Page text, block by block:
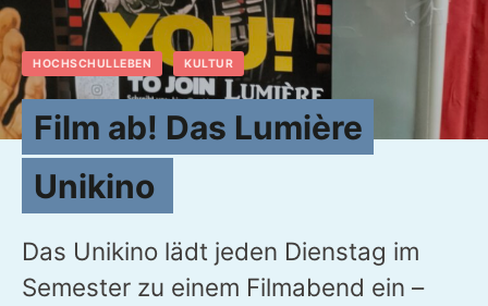
HOCHSCHULLEBEN KULTUR
Film ab! Das Lumière
Unikino
Das Unikino lädt jeden Dienstag im
Semester zu einem Filmabend ein –